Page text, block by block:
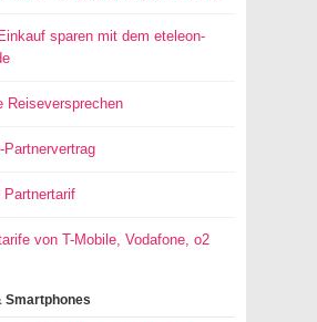
sparen mit dem eteleon-
Reiseversprechen
Partnervertrag
Partnertarif
von T-Mobile, Vodafone, o2
Smartphones